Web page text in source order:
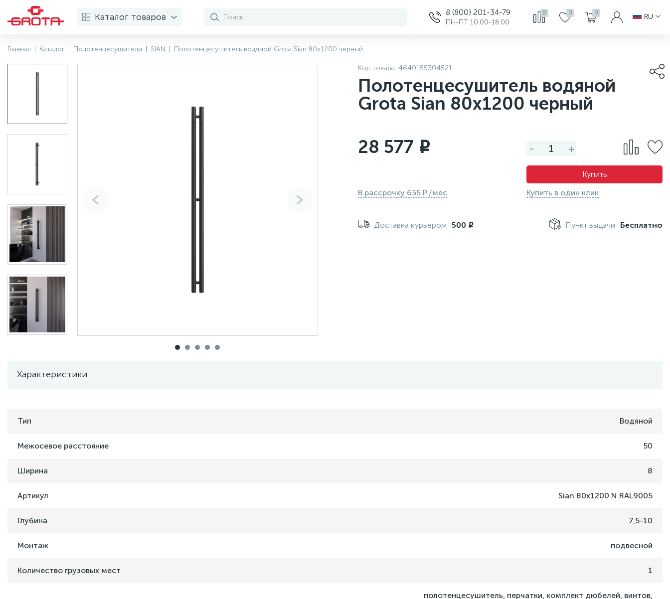
Каталог товаров 8 (800) 201-34-79
ПН-ПТ 10:00-18:00
0 0 0 RU
Главная Каталог Полотенцесушители SIAN Полотенцесушитель водяной Grota Sian 80х1200 черный
Код товара: 4640155304521
Полотенцесушитель водяной
Grota Sian 80х1200 черный
28 577 i
В рассрочку 655 Р./мес
- +
Купить
Купить в один клик
Доставка курьером 500 i Пункт выдачи Бесплатно
Характеристики
Тип Водяной
Межосевое расстояние 50
Ширина 8
Артикул Sian 80x1200 N RAL9005
Глубина 7,5-10
Монтаж подвесной
Количество грузовых мест 1
полотенцесушитель, перчатки, комплект дюбелей, винтов,